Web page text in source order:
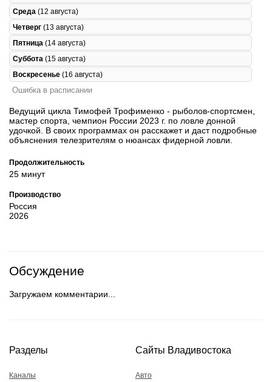
Среда (12 августа)
Четверг (13 августа)
Пятница (14 августа)
Суббота (15 августа)
Воскресенье (16 августа)
Ошибка в расписании
Ведущий цикла Тимофей Трофименко - рыболов-спортсмен,
мастер спорта, чемпион России 2023 г. по ловле донной
удочкой. В своих программах он расскажет и даст подробные
объяснения телезрителям о нюансах фидерной ловли.
Продолжительность
25 минут
Производство
Россия
2026
Обсуждение
Загружаем комментарии...
Разделы
Каналы
Сайты Владивостока
Авто